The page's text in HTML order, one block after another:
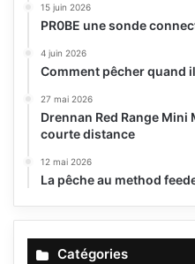
15 juin 2026
PR0BE une sonde
4 juin 2026
Comment pêcher quand
27 mai 2026
Drennan Red Range
courte distance
12 mai 2026
La pêche au method
Catégories